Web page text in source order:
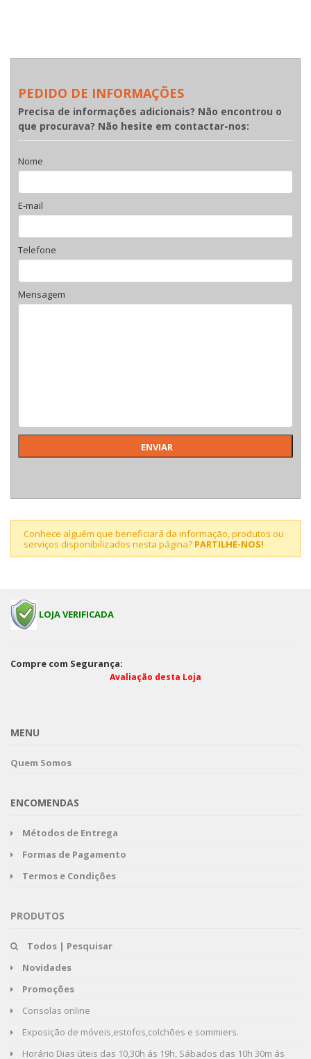
PEDIDO DE INFORMAÇÕES
Precisa de informações adicionais? Não encontrou o
que procurava? Não hesite em contactar-nos:
Nome
E-mail
Telefone
Mensagem
Conhece alguém que beneficiará da informação, produtos ou
serviços disponibilizados nesta página? PARTILHE-NOS!
LOJA VERIFICADA
Compre com Segurança:
Avaliação desta Loja
MENU
Quem Somos
ENCOMENDAS
Métodos de Entrega
Formas de Pagamento
Termos e Condições
PRODUTOS
Todos | Pesquisar
Novidades
Promoções
Consolas online
Exposição de móveis,estofos,colchões e sommiers.
Horário Dias úteis das 10,30h ás 19h, Sábados das 10h 30m ás